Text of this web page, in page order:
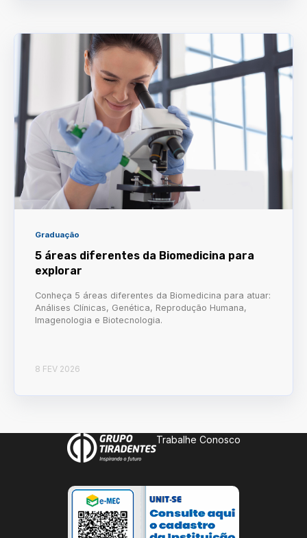
Graduação
5 áreas diferentes da Biomedicina para
explorar
Conheça 5 áreas diferentes da Biomedicina para atuar:
Análises Clínicas, Genética, Reprodução Humana,
Imagenologia e Biotecnologia.
8 FEV 2026
Trabalhe Conosco